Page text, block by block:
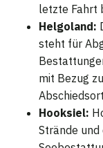
letzte Fahrt
Helgoland:
steht für
mit Bezug
Hooksiel:
Strände